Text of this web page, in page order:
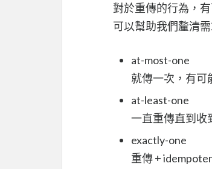
對於重傳的行為，
可以幫助我們釐清
at-most-one
就傳一次，有可
at-least-one
一直重傳直到收
exactly-one
重傳 +